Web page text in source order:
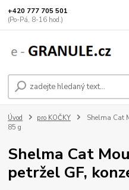
+420 777 705 501
(Po-Pá, 8-16 hod.)
Úvod pro KOČKY
Shelma Cat
85 g
Shelma Cat
petržel GF,